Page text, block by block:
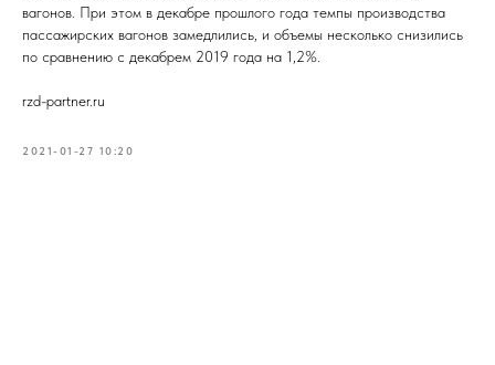
вагонов. При этом в декабре прошлого года темпы производства
пассажирских вагонов замедлились, и объемы несколько снизились
по сравнению с декабрем 2019 года на 1,2%.
rzd-partner.ru
2021-01-27 10:20